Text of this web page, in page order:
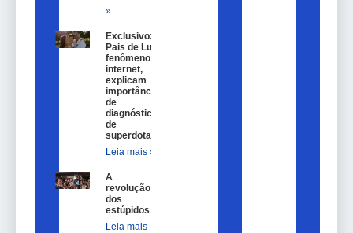
»
Exclusivo:
Pais de Lulu,
fenômeno na
internet,
explicam
importância
de
diagnóstico
de
superdotação
Leia mais »
A
revolução
dos
estúpidos
Leia mais